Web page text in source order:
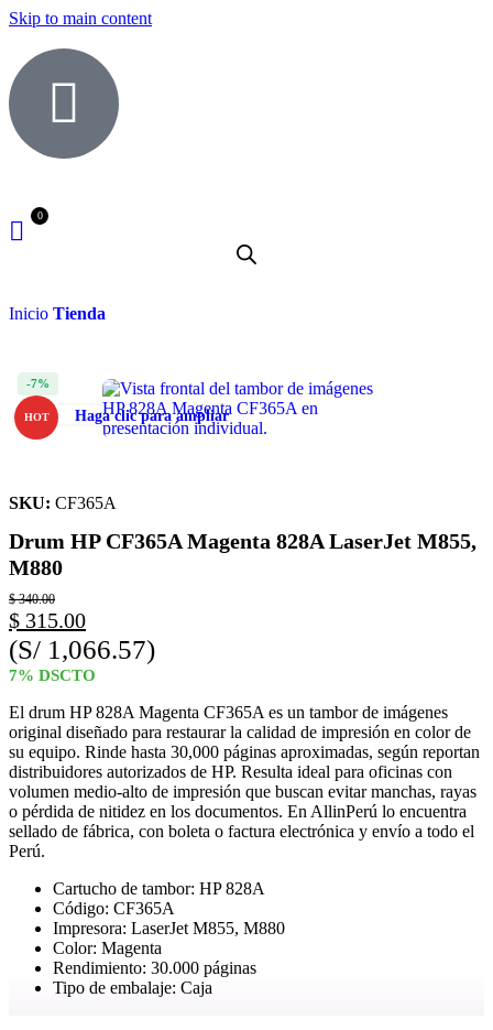
Skip to main content
Inicio Tienda
-7%
HOT Haga clic para ampliar
SKU: CF365A
Drum HP CF365A Magenta 828A LaserJet M855,
M880
$340.00
$ 315.00
(S/ 1,066.57)
7% DSCTO
El drum HP 828A Magenta CF365A es un tambor de imágenes
original diseñado para restaurar la calidad de impresión en color de
su equipo. Rinde hasta 30,000 páginas aproximadas, según reportan
distribuidores autorizados de HP. Resulta ideal para oficinas con
volumen medio-alto de impresión que buscan evitar manchas, rayas
o pérdida de nitidez en los documentos. En AllinPerú lo encuentra
sellado de fábrica, con boleta o factura electrónica y envío a todo el
Perú.
Cartucho de tambor: HP 828A
Código: CF365A
Impresora: LaserJet M855, M880
Color: Magenta
Rendimiento: 30.000 páginas
Tipo de embalaje: Caja